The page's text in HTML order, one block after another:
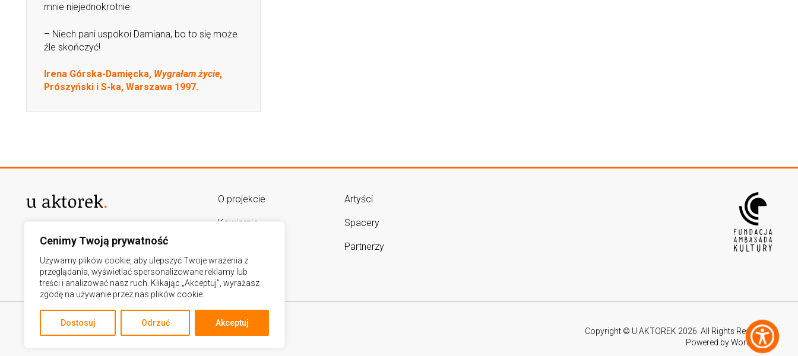
Cenimy Twoją prywatność
Używamy plików cookie, aby ulepszyć Twoje wrażenia z
przeglądania, wyświetlać spersonalizowane reklamy lub
treści i analizować nasz ruch. Klikając „Akceptuj”, wyrażasz
zgodę na używanie przez nas plików cookie.
Dostosuj Odrzuć Akceptuj
mnie niejednokrotnie:
– Niech pani uspokoi Damiana, bo to się może
źle skończyć!
Irena Górska-Damięcka, Wygrałam życie,
Prószyński i S-ka, Warszawa 1997.
AUTORZY PROJEKTU
lukasz.goslawski@op.pl
adamradolinski@gmail.com
O projekcie
Kawiarnie
Kalendarium
Artyści
Spacery
Partnerzy
Copyright © U AKTOREK 2026. All Rights Reserved.
Powered by WordPress